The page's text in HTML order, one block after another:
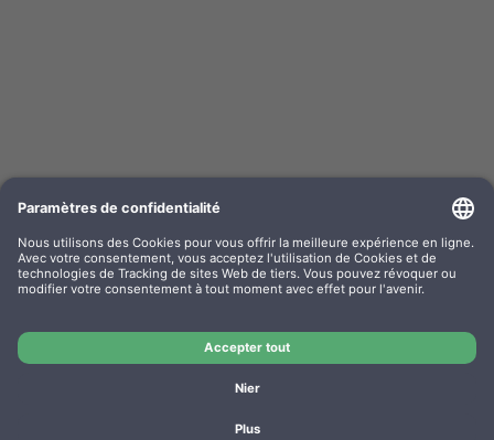
Kompa. Farbband Epson ERC02 Gr. 520 Nylon
noir/rouge 0520.02
Fabricant: WP